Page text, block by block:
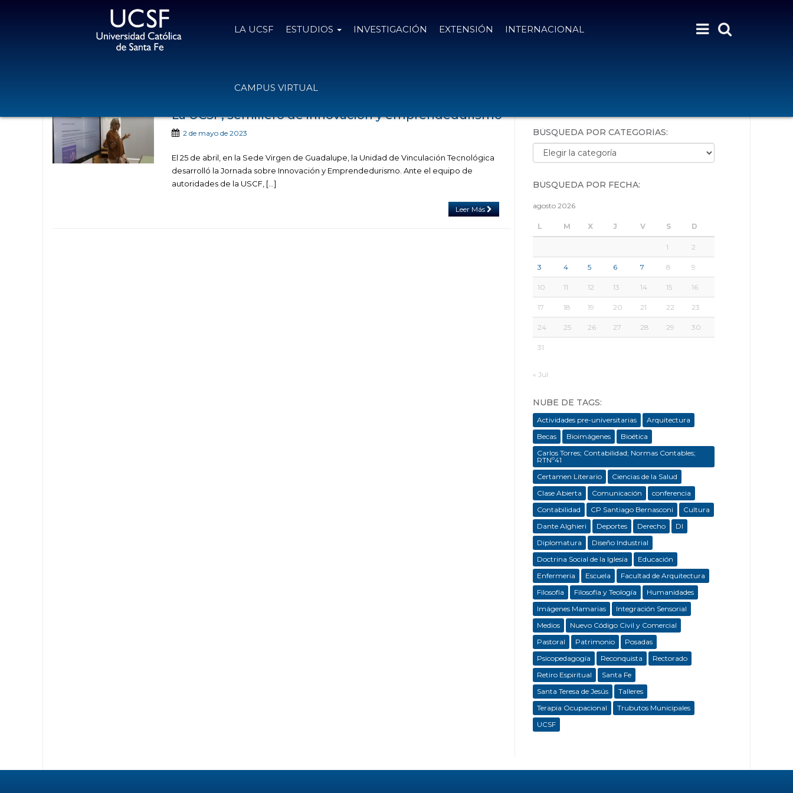
LA UCSF ESTUDIOS INVESTIGACIÓN EXTENSIÓN INTERNACIONAL
CAMPUS VIRTUAL
La UCSF, semillero de innovación y emprendedurismo
2 de mayo de 2023
El 25 de abril, en la Sede Virgen de Guadalupe, la Unidad de Vinculación Tecnológica
desarrolló la Jornada sobre Innovación y Emprendedurismo. Ante el equipo de
autoridades de la USCF, […]
Leer Más
BÚSQUEDA POR CATEGORÍAS:
Búsqueda por categorías:
BÚSQUEDA POR FECHA:
agosto 2026
L M X J V S D
1 2
3 4 5 6 7 8 9
10 11 12 13 14 15 16
17 18 19 20 21 22 23
24 25 26 27 28 29 30
31
« Jul
NUBE DE TAGS:
Actividades pre-universitarias
Arquitectura
Becas
Bioimágenes
Bioética
Carlos Torres; Contabilidad; Normas Contables;
RTNº41
Certamen Literario
Ciencias de la Salud
Clase Abierta
Comunicación
conferencia
Contabilidad
CP Santiago Bernasconi
Cultura
Dante Alghieri
Deportes Derecho
DI
Diplomatura
Diseño Industrial
Doctrina Social de la Iglesia
Educación
Enfermeria
Escuela
Facultad de Arquitectura
Filosofía
Filosofía y Teología
Humanidades
Imágenes Mamarias
Integración Sensorial
Medios
Nuevo Código Civil y Comercial
Pastoral
Patrimonio
Posadas
Psicopedagogía
Reconquista
Rectorado
Retiro Espiritual
Santa Fe
Santa Teresa de Jesús
Talleres
Terapia Ocupacional
Trubutos Municipales
UCSF